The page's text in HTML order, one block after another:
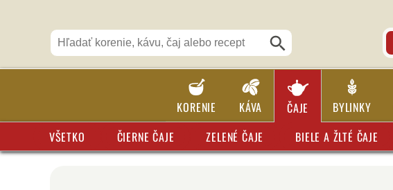
KORENIE KÁVA ČAJE BYLINKY
VŠETKO ČIERNE ČAJE ZELENÉ ČAJE BIELE A ŽLTÉ ČAJE